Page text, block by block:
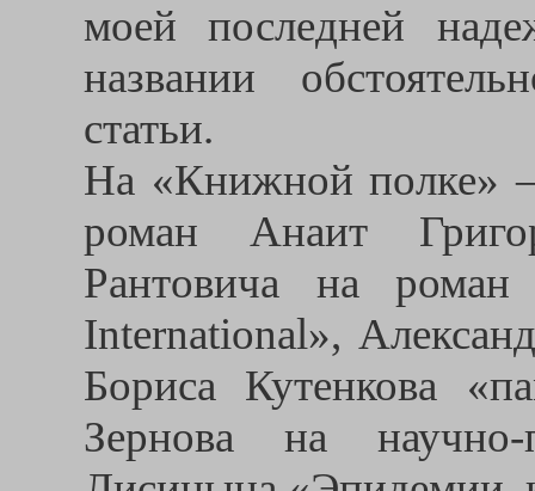
моей последней
названии
статьи.
На «Книжной полке»
роман Анаит
Рантовича на
International»,
Бориса Кутенкова
Зернова на